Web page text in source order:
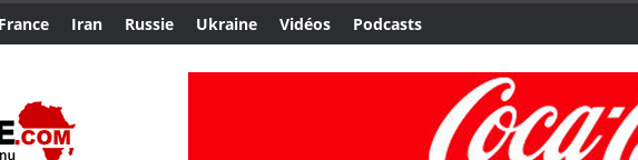
France Iran Russie Ukraine Vidéos Podcasts